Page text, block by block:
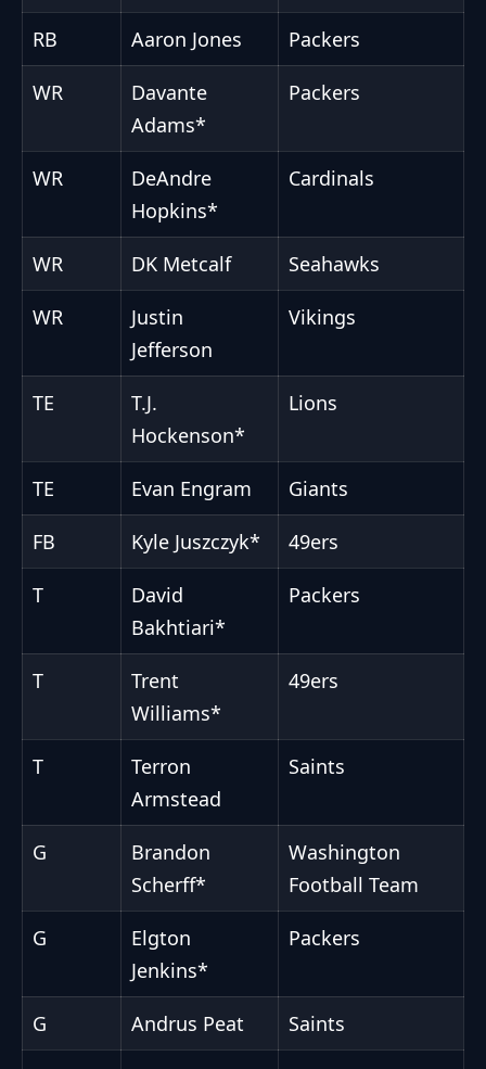
RB Aaron Jones Packers
WR
Davante
Adams*
Packers
WR
DeAndre
Hopkins*
Cardinals
WR DK Metcalf Seahawks
WR
Justin
Jefferson
Vikings
TE
T.J.
Hockenson*
Lions
TE Evan Engram Giants
FB Kyle Juszczyk* 49ers
T
David
Bakhtiari*
Packers
T
Trent
Williams*
49ers
T
Terron
Armstead
Saints
G
Brandon
Scherff*
Washington
Football Team
G
Elgton
Jenkins*
Packers
G Andrus Peat Saints